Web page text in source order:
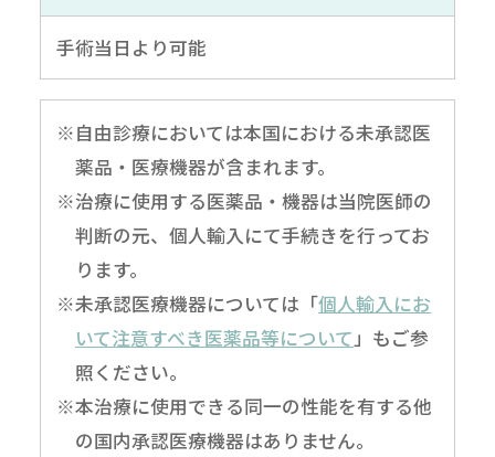
手術当日より可能
※自由診療においては本国における未承認医
薬品・医療機器が含まれます。
※治療に使用する医薬品・機器は当院医師の
判断の元、個人輸入にて手続きを行ってお
ります。
※未承認医療機器については「個人輸入にお
いて注意すべき医薬品等について」もご参
照ください。
※本治療に使用できる同一の性能を有する他
の国内承認医療機器はありません。
無料 電話
予約
LINE
予約
Web